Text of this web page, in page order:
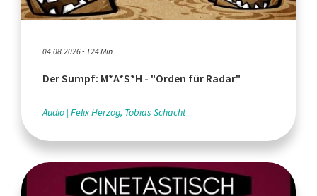
04.08.2026 - 124 Min.
Der Sumpf: M*A*S*H - "Orden für Radar"
Audio Felix Herzog, Tobias Schacht